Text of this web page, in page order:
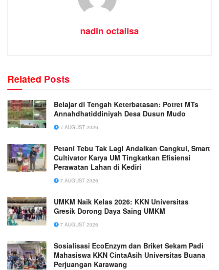
nadin octalisa
Related Posts
Belajar di Tengah Keterbatasan: Potret MTs
Annahdhatiddiniyah Desa Dusun Mudo
7 AUGUST 2026
Petani Tebu Tak Lagi Andalkan Cangkul, Smart
Cultivator Karya UM Tingkatkan Efisiensi
Perawatan Lahan di Kediri
7 AUGUST 2026
UMKM Naik Kelas 2026: KKN Universitas
Gresik Dorong Daya Saing UMKM
7 AUGUST 2026
Sosialisasi EcoEnzym dan Briket Sekam Padi
Mahasiswa KKN CintaAsih Universitas Buana
Perjuangan Karawang